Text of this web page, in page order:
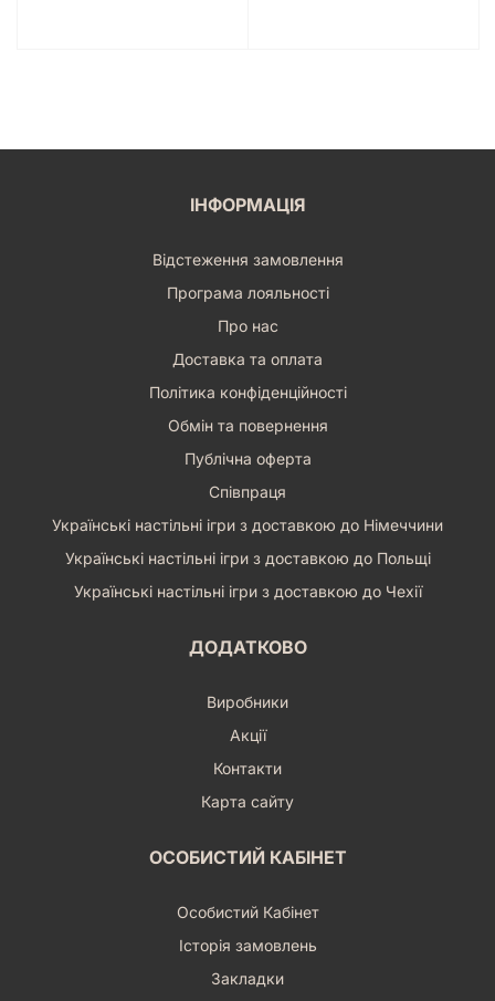
ІНФОРМАЦІЯ
Відстеження замовлення
Програма лояльності
Про нас
Доставка та оплата
Політика конфіденційності
Обмін та повернення
Публічна оферта
Співпраця
Українські настільні ігри з доставкою до Німеччини
Українські настільні ігри з доставкою до Польщі
Українські настільні ігри з доставкою до Чехії
ДОДАТКОВО
Виробники
Акції
Контакти
Карта сайту
ОСОБИСТИЙ КАБІНЕТ
Особистий Кабінет
Історія замовлень
Закладки